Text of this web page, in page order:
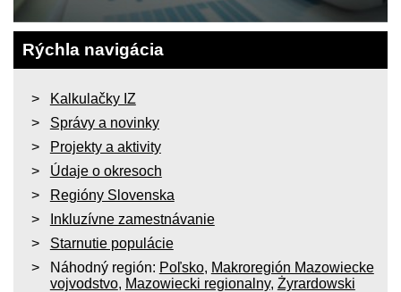
Rýchla navigácia
Kalkulačky IZ
Správy a novinky
Projekty a aktivity
Údaje o okresoch
Regióny Slovenska
Inkluzívne zamestnávanie
Starnutie populácie
Náhodný región: Poľsko, Makroregión Mazowiecke
vojvodstvo, Mazowiecki regionalny, Żyrardowski